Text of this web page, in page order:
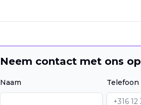
Neem contact met ons op
Naam Telefoon